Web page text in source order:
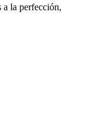
a la perfección,